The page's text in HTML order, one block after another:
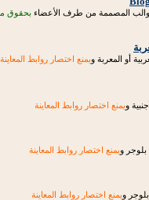
المصممة من طرف الأعضاء بحقوق
أو المعربة ويمنع اختصار روابط المعاينة
ويمنع اختصار روابط المعاينة
ويمنع اختصار روابط المعاينة
ويمنع اختصار روابط المعاينة